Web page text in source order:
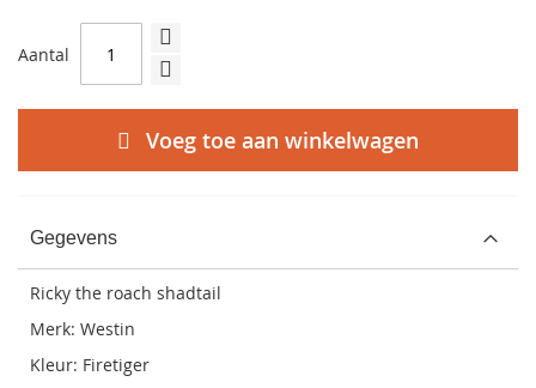
Aantal
Voeg toe aan winkelwagen
Gegevens
Ricky the roach shadtail
Merk: Westin
Kleur: Firetiger